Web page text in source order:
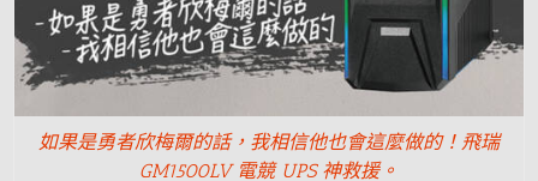
如果是勇者欣梅爾的話，我相信他也會這麼做的！飛瑞
GM1500LV 電競 UPS 神救援。